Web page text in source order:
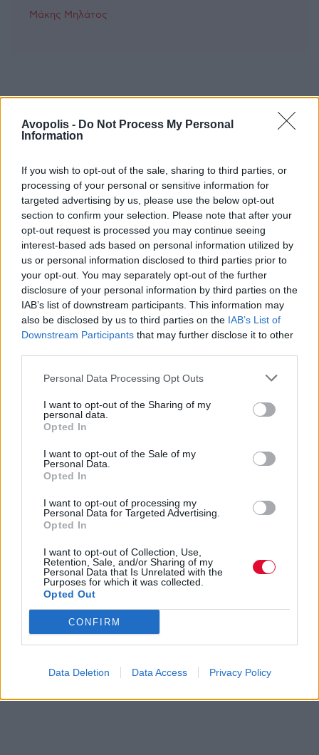
Avopolis - Do Not Process My Personal
Information
If you wish to opt-out of the sale, sharing to third parties, or
processing of your personal or sensitive information for
targeted advertising by us, please use the below opt-out
section to confirm your selection. Please note that after your
opt-out request is processed you may continue seeing
interest-based ads based on personal information utilized by
us or personal information disclosed to third parties prior to
your opt-out. You may separately opt-out of the further
disclosure of your personal information by third parties on the
IAB’s list of downstream participants. This information may
also be disclosed by us to third parties on the IAB’s List of
Downstream Participants that may further disclose it to other
Personal Data Processing Opt Outs
I want to opt-out of the Sharing of my
personal data.
Opted In
I want to opt-out of the Sale of my
Personal Data.
Opted In
I want to opt-out of processing my
Personal Data for Targeted Advertising.
Opted In
I want to opt-out of Collection, Use,
Retention, Sale, and/or Sharing of my
Personal Data that Is Unrelated with the
Purposes for which it was collected.
Opted Out
CONFIRM
Data Deletion Data Access Privacy Policy
Μάκης Μηλάτος